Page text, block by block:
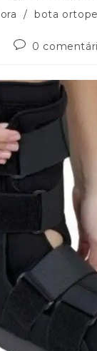
/ bota
0